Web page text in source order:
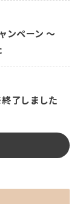
ンペーン ～
了しました